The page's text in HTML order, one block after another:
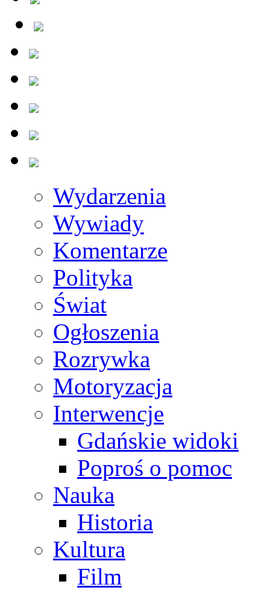
Wydarzenia
Wywiady
Komentarze
Polityka
Świat
Ogłoszenia
Rozrywka
Motoryzacja
Interwencje
Gdańskie widoki
Poproś o pomoc
Nauka
Historia
Kultura
Film